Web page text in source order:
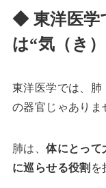
◆ 東洋医学
は“気（き
東洋医学では、肺
の器官じゃありま
肺は、体にとって
に巡らせる役割 を